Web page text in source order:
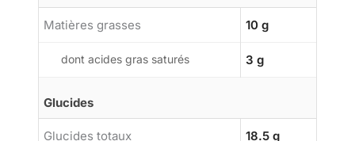
Matières grasses 10 g
dont acides gras saturés 3 g
Glucides
Glucides totaux 18.5 g